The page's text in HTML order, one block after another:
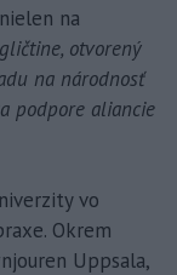
na
otvorený
na národnosť
podpore aliancie
vo
Okrem
Uppsala,